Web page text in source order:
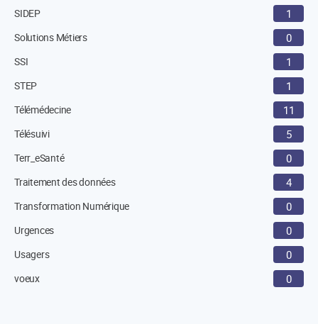
SIDEP 1
Solutions Métiers 0
SSI 1
STEP 1
Télémédecine 11
Télésuivi 5
Terr_eSanté 0
Traitement des données 4
Transformation Numérique 0
Urgences 0
Usagers 0
voeux 0